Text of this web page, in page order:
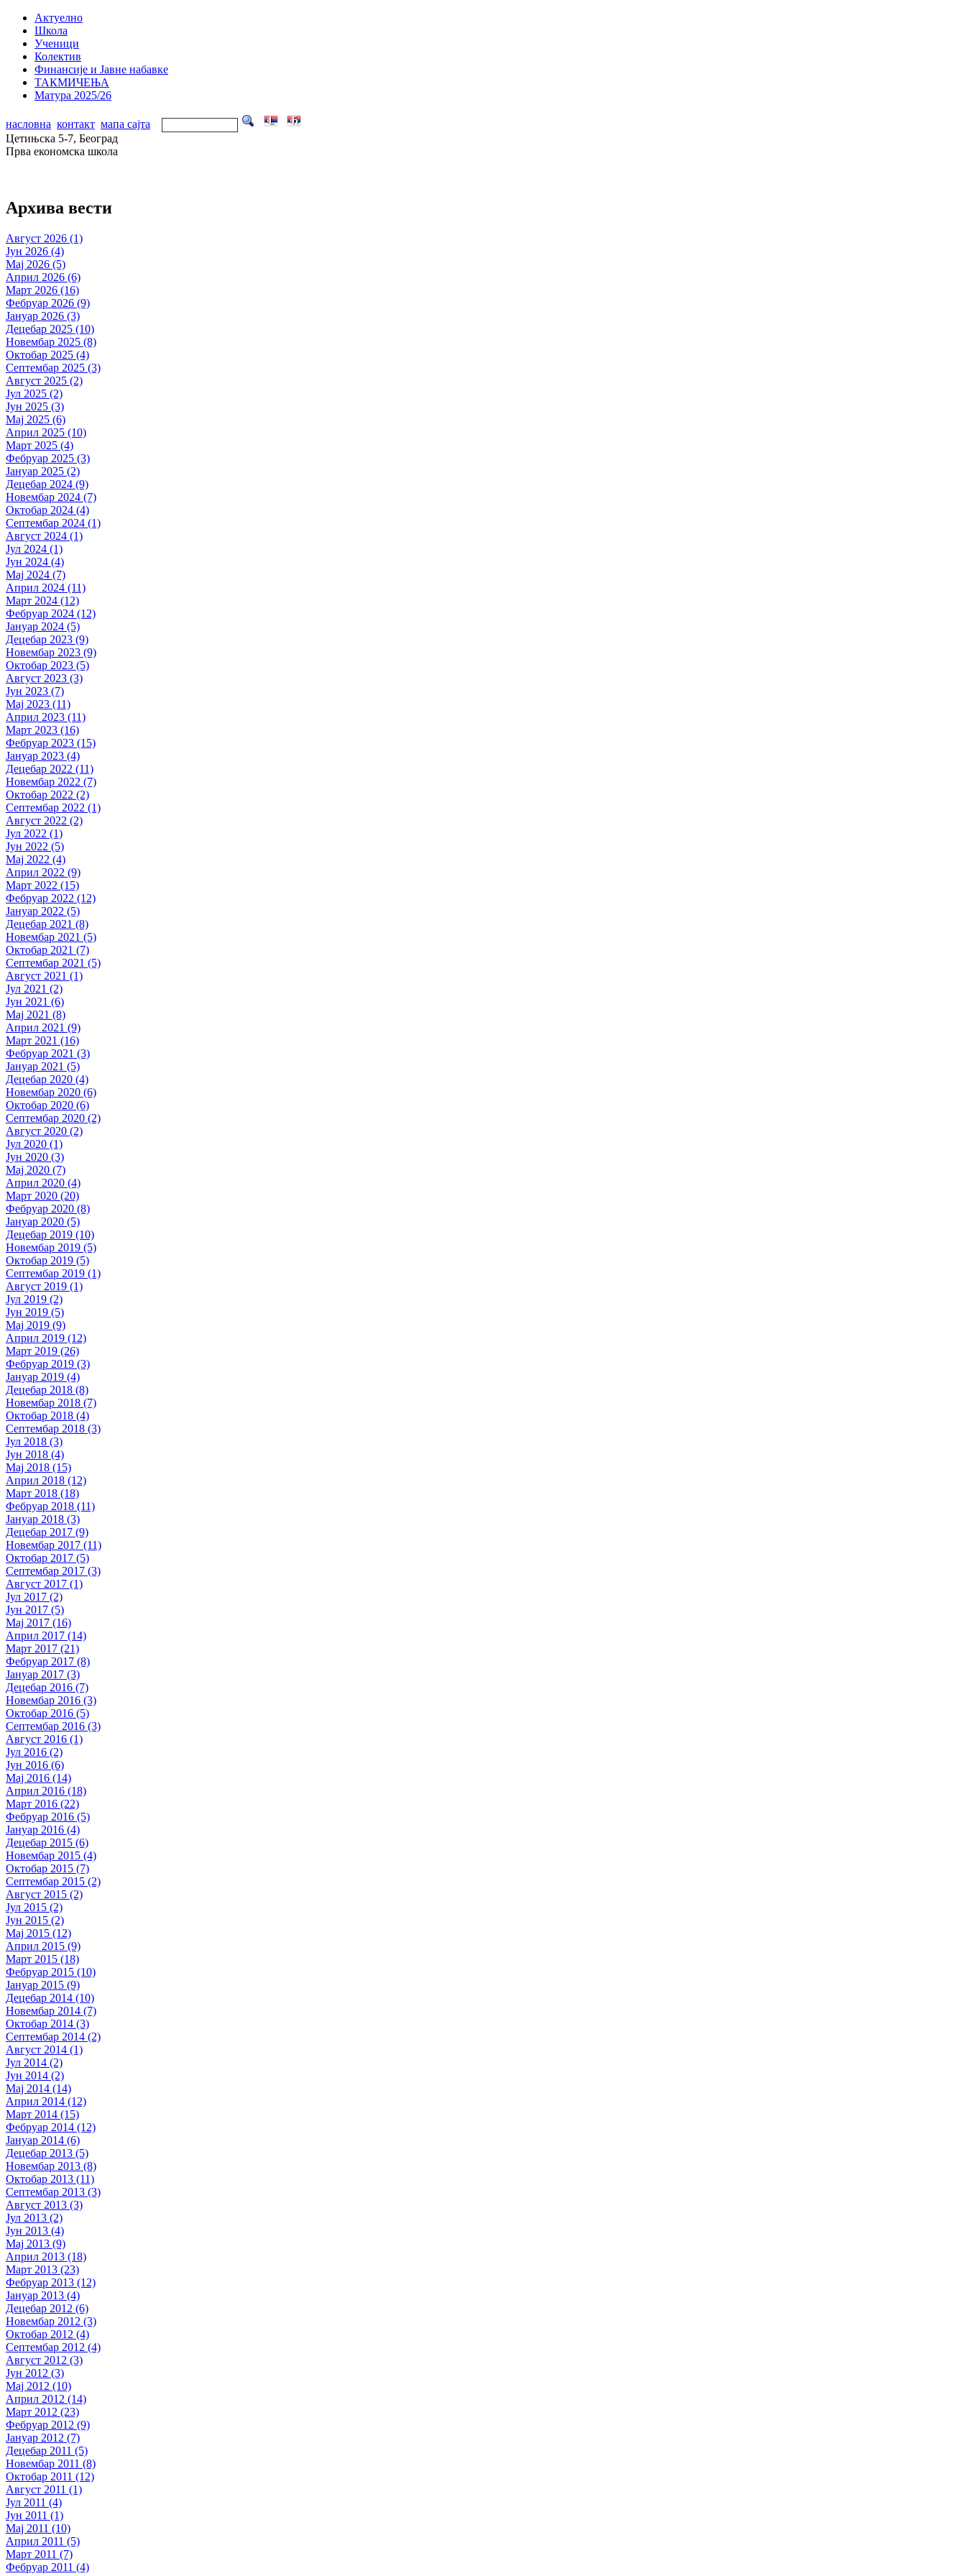
Актуелно
Школа
Ученици
Колектив
Финансије и Јавне набавке
ТАКМИЧЕЊА
Матура 2025/26
насловна контакт мапа сајта
Цетињска 5-7, Београд
Прва економска школа
Архива вести
Август 2026 (1)
Јун 2026 (4)
Мај 2026 (5)
Април 2026 (6)
Март 2026 (16)
Фебруар 2026 (9)
Јануар 2026 (3)
Децебар 2025 (10)
Новембар 2025 (8)
Октобар 2025 (4)
Септембар 2025 (3)
Август 2025 (2)
Јул 2025 (2)
Јун 2025 (3)
Мај 2025 (6)
Април 2025 (10)
Март 2025 (4)
Фебруар 2025 (3)
Јануар 2025 (2)
Децебар 2024 (9)
Новембар 2024 (7)
Октобар 2024 (4)
Септембар 2024 (1)
Август 2024 (1)
Јул 2024 (1)
Јун 2024 (4)
Мај 2024 (7)
Април 2024 (11)
Март 2024 (12)
Фебруар 2024 (12)
Јануар 2024 (5)
Децебар 2023 (9)
Новембар 2023 (9)
Октобар 2023 (5)
Август 2023 (3)
Јун 2023 (7)
Мај 2023 (11)
Април 2023 (11)
Март 2023 (16)
Фебруар 2023 (15)
Јануар 2023 (4)
Децебар 2022 (11)
Новембар 2022 (7)
Октобар 2022 (2)
Септембар 2022 (1)
Август 2022 (2)
Јул 2022 (1)
Јун 2022 (5)
Мај 2022 (4)
Април 2022 (9)
Март 2022 (15)
Фебруар 2022 (12)
Јануар 2022 (5)
Децебар 2021 (8)
Новембар 2021 (5)
Октобар 2021 (7)
Септембар 2021 (5)
Август 2021 (1)
Јул 2021 (2)
Јун 2021 (6)
Мај 2021 (8)
Април 2021 (9)
Март 2021 (16)
Фебруар 2021 (3)
Јануар 2021 (5)
Децебар 2020 (4)
Новембар 2020 (6)
Октобар 2020 (6)
Септембар 2020 (2)
Август 2020 (2)
Јул 2020 (1)
Јун 2020 (3)
Мај 2020 (7)
Април 2020 (4)
Март 2020 (20)
Фебруар 2020 (8)
Јануар 2020 (5)
Децебар 2019 (10)
Новембар 2019 (5)
Октобар 2019 (5)
Септембар 2019 (1)
Август 2019 (1)
Јул 2019 (2)
Јун 2019 (5)
Мај 2019 (9)
Април 2019 (12)
Март 2019 (26)
Фебруар 2019 (3)
Јануар 2019 (4)
Децебар 2018 (8)
Новембар 2018 (7)
Октобар 2018 (4)
Септембар 2018 (3)
Јул 2018 (3)
Јун 2018 (4)
Мај 2018 (15)
Април 2018 (12)
Март 2018 (18)
Фебруар 2018 (11)
Јануар 2018 (3)
Децебар 2017 (9)
Новембар 2017 (11)
Октобар 2017 (5)
Септембар 2017 (3)
Август 2017 (1)
Јул 2017 (2)
Јун 2017 (5)
Мај 2017 (16)
Април 2017 (14)
Март 2017 (21)
Фебруар 2017 (8)
Јануар 2017 (3)
Децебар 2016 (7)
Новембар 2016 (3)
Октобар 2016 (5)
Септембар 2016 (3)
Август 2016 (1)
Јул 2016 (2)
Јун 2016 (6)
Мај 2016 (14)
Април 2016 (18)
Март 2016 (22)
Фебруар 2016 (5)
Јануар 2016 (4)
Децебар 2015 (6)
Новембар 2015 (4)
Октобар 2015 (7)
Септембар 2015 (2)
Август 2015 (2)
Јул 2015 (2)
Јун 2015 (2)
Мај 2015 (12)
Април 2015 (9)
Март 2015 (18)
Фебруар 2015 (10)
Јануар 2015 (9)
Децебар 2014 (10)
Новембар 2014 (7)
Октобар 2014 (3)
Септембар 2014 (2)
Август 2014 (1)
Јул 2014 (2)
Јун 2014 (2)
Мај 2014 (14)
Април 2014 (12)
Март 2014 (15)
Фебруар 2014 (12)
Јануар 2014 (6)
Децебар 2013 (5)
Новембар 2013 (8)
Октобар 2013 (11)
Септембар 2013 (3)
Август 2013 (3)
Јул 2013 (2)
Јун 2013 (4)
Мај 2013 (9)
Април 2013 (18)
Март 2013 (23)
Фебруар 2013 (12)
Јануар 2013 (4)
Децебар 2012 (6)
Новембар 2012 (3)
Октобар 2012 (4)
Септембар 2012 (4)
Август 2012 (3)
Јун 2012 (3)
Мај 2012 (10)
Април 2012 (14)
Март 2012 (23)
Фебруар 2012 (9)
Јануар 2012 (7)
Децебар 2011 (5)
Новембар 2011 (8)
Октобар 2011 (12)
Август 2011 (1)
Јул 2011 (4)
Јун 2011 (1)
Мај 2011 (10)
Април 2011 (5)
Март 2011 (7)
Фебруар 2011 (4)